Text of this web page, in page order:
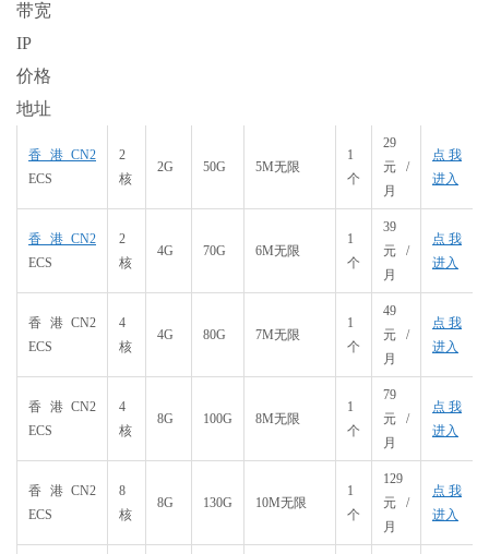
带宽
IP
价格
地址
香港CN2
ECS
2
核
2G 50G 5M无限
1
个
29
元/
月
点我
进入
香港CN2
ECS
2
核
4G 70G 6M无限
1
个
39
元/
月
点我
进入
香港CN2
ECS
4
核
4G 80G 7M无限
1
个
49
元/
月
点我
进入
香港CN2
ECS
4
核
8G 100G 8M无限
1
个
79
元/
月
点我
进入
香港CN2
ECS
8
核
8G 130G 10M无限
1
个
129
元/
月
点我
进入